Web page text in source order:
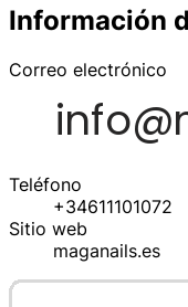
Información
Correo electrónico
Teléfono
+34611101072
Sitio web
maganails.es